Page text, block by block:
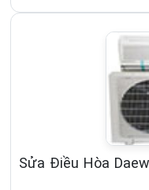
Sửa Điều Hòa